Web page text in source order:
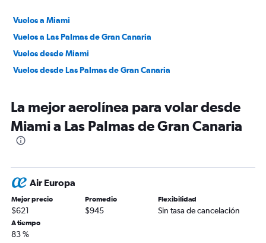
Vuelos a Miami
Vuelos a Las Palmas de Gran Canaria
Vuelos desde Miami
Vuelos desde Las Palmas de Gran Canaria
La mejor aerolínea para volar desde
Miami a Las Palmas de Gran Canaria
Air Europa
Mejor precio
$621
Promedio
$945
Flexibilidad
Sin tasa de cancelación
A tiempo
83 %